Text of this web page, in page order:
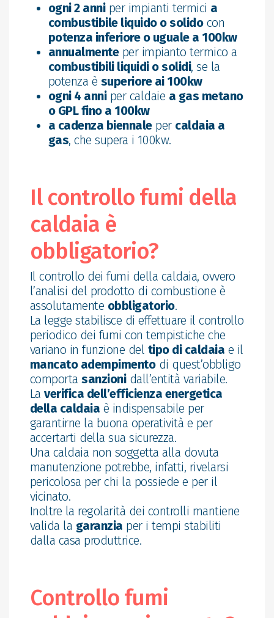
ogni 2 anniper impianti termici a
combustibile liquido o solidocon
potenza inferiore o uguale a 100kw
annualmenteper impianto termico a
combustibili liquidi o solidi, se la
potenza è superiore ai 100kw
ogni 4 anniper caldaie a gas metano
o GPL fino a 100kw
a cadenza biennaleper caldaia a
gas, che supera i 100kw.
Il controllo fumi della
caldaia è
obbligatorio?
Il controllo dei fumi della caldaia, ovvero
l’analisi del prodotto di combustione è
assolutamente obbligatorio.
La legge stabilisce di effettuare il controllo
periodico dei fumi con tempistiche che
variano in funzione del tipo di caldaia e il
mancato adempimentodi quest’obbligo
comportasanzionidall’entità variabile.
Laverifica dell’efficienza energetica
della caldaia è indispensabile per
garantirne la buona operatività e per
accertarti della sua sicurezza.
Una caldaia non soggetta alla dovuta
manutenzione potrebbe, infatti, rivelarsi
pericolosa per chi la possiede e per il
vicinato.
Inoltre la regolarità dei controlli mantiene
valida la garanzia per i tempi stabiliti
dalla casa produttrice.
Controllo fumi